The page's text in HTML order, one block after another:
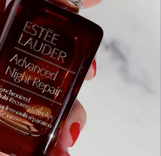
yazılı olarak,
kanalları veya sosyal medya ve
global ya da Müşteri
oldukları sözlü ve yazılı
ziyaretleri esnasında doldurulan
ilişkileri yönetim programları
programları vasıtasıyla,
kapsamında
vasıtasıyla,
yer alan kapalı devre kamera